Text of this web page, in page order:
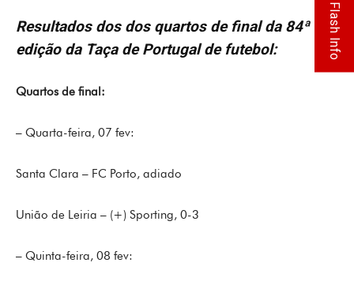
Resultados dos dos quartos de final da 84ª
edição da Taça de Portugal de futebol:
Quartos de final:
– Quarta-feira, 07 fev:
Santa Clara – FC Porto, adiado
União de Leiria – (+) Sporting, 0-3
– Quinta-feira, 08 fev:
Flash Info